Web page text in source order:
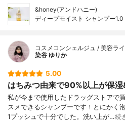
&honey(アンドハニー)
ディープモイスト シャンプー1.0
コスメコンシェルジュ / 美容ラ
染谷 ゆりか
5.00
はちみつ由来で90%以上が保湿
私が今まで使用したドラッグストアで
スメできるシャンプーです！とにかく
1プッシュで十分でした。洗い上が…続